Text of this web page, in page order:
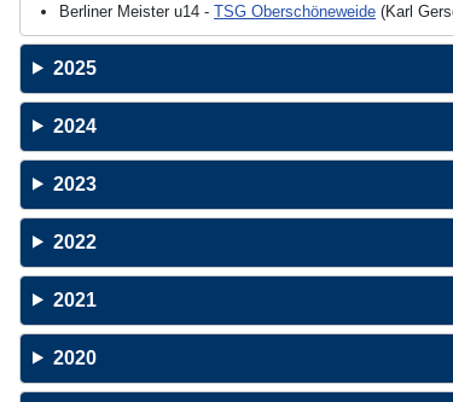
Berliner Meister u14 - TSG Oberschöneweide (Karl
2025
2024
2023
2022
2021
2020